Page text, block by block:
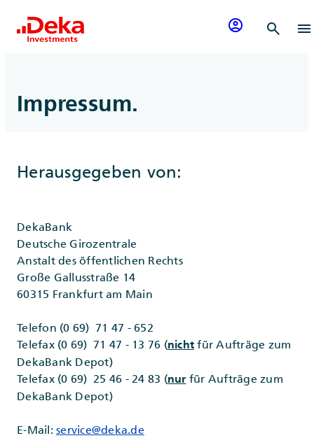
account_circle search menu
Impressum.
Herausgegeben von:
DekaBank
Deutsche Girozentrale
Anstalt des öffentlichen Rechts
Große Gallusstraße 14
60315 Frankfurt am Main
Telefon (0 69) 71 47 - 652
Telefax (0 69) 71 47 - 13 76 (nicht für Aufträge zum
DekaBank Depot)
Telefax (0 69) 25 46 - 24 83 (nur für Aufträge zum
DekaBank Depot)
E-Mail: service@deka.de